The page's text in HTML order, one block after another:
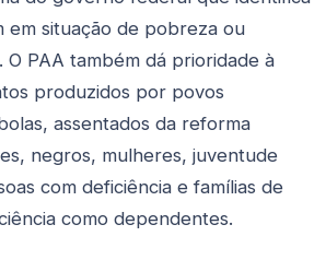
em situação de pobreza ou
PAA também dá prioridade à
produzidos por povos
assentados da reforma
negros, mulheres, juventude
com deficiência e famílias de
como dependentes.